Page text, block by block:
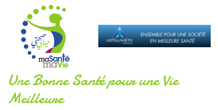
Une Bonne Santé pour une Vie
Meilleure